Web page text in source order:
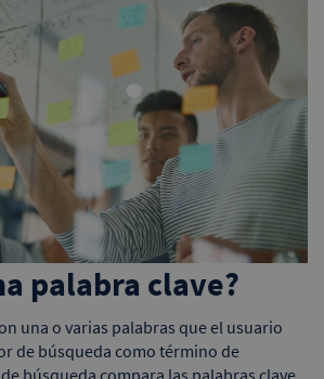
palabra clave?
una o varias palabras que el usuario
de búsqueda como término de
búsqueda compara las palabras clave